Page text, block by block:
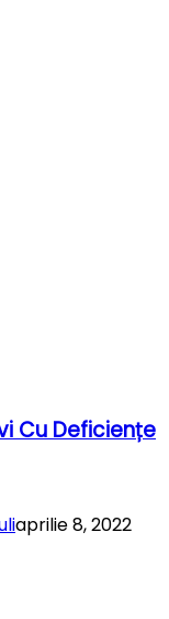
Cu Deficiențe
aprilie 8, 2022